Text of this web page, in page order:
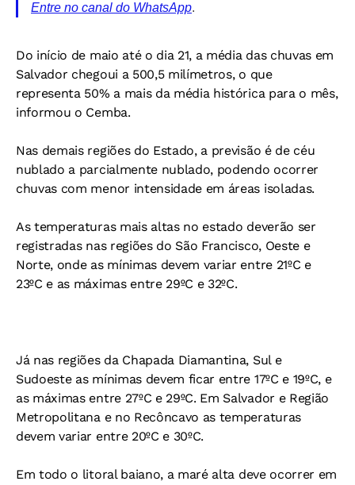
Entre no canal do WhatsApp.
Do início de maio até o dia 21, a média das chuvas em
Salvador chegoui a 500,5 milímetros, o que
representa 50% a mais da média histórica para o mês,
informou o Cemba.
Nas demais regiões do Estado, a previsão é de céu
nublado a parcialmente nublado, podendo ocorrer
chuvas com menor intensidade em áreas isoladas.
As temperaturas mais altas no estado deverão ser
registradas nas regiões do São Francisco, Oeste e
Norte, onde as mínimas devem variar entre 21ºC e
23ºC e as máximas entre 29ºC e 32ºC.
Já nas regiões da Chapada Diamantina, Sul e
Sudoeste as mínimas devem ficar entre 17ºC e 19ºC, e
as máximas entre 27ºC e 29ºC. Em Salvador e Região
Metropolitana e no Recôncavo as temperaturas
devem variar entre 20ºC e 30ºC.
Em todo o litoral baiano, a maré alta deve ocorrer em